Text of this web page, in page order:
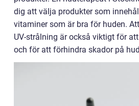
dig att välja produkter som
vitaminer som är bra för huden.
UV-strålning är också viktigt för
och för att förhindra skador på